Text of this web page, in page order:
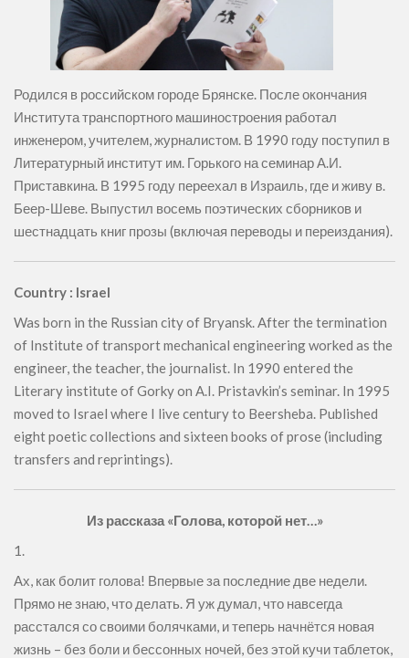
Родился в российском городе Брянске. После окончания
Института транспортного машиностроения работал
инженером, учителем, журналистом. В 1990 году поступил в
Литературный институт им. Горького на семинар А.И.
Приставкина. В 1995 году переехал в Израиль, где и живу в.
Беер-Шеве. Выпустил восемь поэтических сборников и
шестнадцать книг прозы (включая переводы и переиздания).
Country : Israel
Was born in the Russian city of Bryansk. After the termination
of Institute of transport mechanical engineering worked as the
engineer, the teacher, the journalist. In 1990 entered the
Literary institute of Gorky on A.I. Pristavkin’s seminar. In 1995
moved to Israel where I live century to Beersheba. Published
eight poetic collections and sixteen books of prose (including
transfers and reprintings).
Из рассказа «Голова, которой нет…»
1.
Ах, как болит голова! Впервые за последние две недели.
Прямо не знаю, что делать. Я уж думал, что навсегда
расстался со своими болячками, и теперь начнётся новая
жизнь – без боли и бессонных ночей, без этой кучи таблеток,